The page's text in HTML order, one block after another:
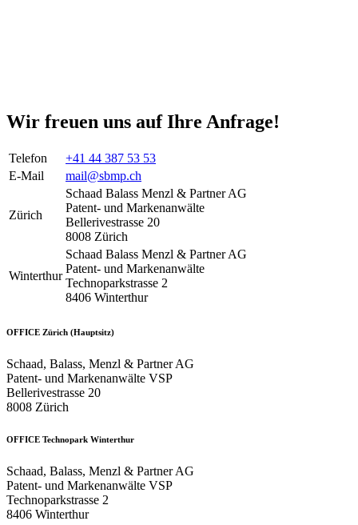
Wir freuen uns auf Ihre Anfrage!
Telefon
+41 44 387 53 53
E-Mail
mail@sbmp.ch
Zürich
Schaad Balass Menzl & Partner AG
Patent- und Markenanwälte
Bellerivestrasse 20
8008 Zürich
Winterthur
Schaad Balass Menzl & Partner AG
Patent- und Markenanwälte
Technoparkstrasse 2
8406 Winterthur
OFFICE Zürich (Hauptsitz)
Schaad, Balass, Menzl & Partner AG
Patent- und Markenanwälte VSP
Bellerivestrasse 20
8008 Zürich
OFFICE Technopark Winterthur
Schaad, Balass, Menzl & Partner AG
Patent- und Markenanwälte VSP
Technoparkstrasse 2
8406 Winterthur